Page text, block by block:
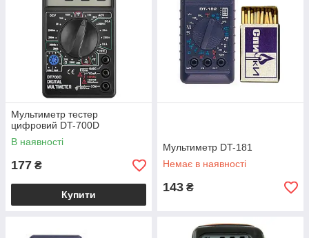
Мультиметр тестер
цифровий DT-700D
В наявності
177 ₴
Купити
Мультиметр DT-181
Немає в наявності
143 ₴